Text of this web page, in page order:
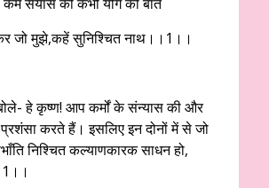
जो मुझे,कहें सुनिश्चित नाथ।।1।।
हे कृष्ण! आप कर्मों के संन्यास की और
प्रशंसा करते हैं। इसलिए इन दोनों में से जो
निश्चित कल्याणकारक साधन हो,